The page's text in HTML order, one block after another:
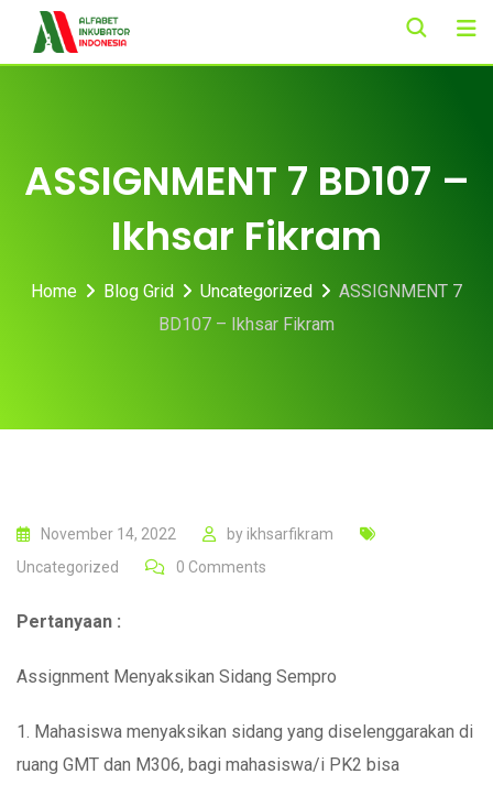
ASSIGNMENT 7 BD107 –
Ikhsar Fikram
Home Blog Grid Uncategorized
ASSIGNMENT 7
BD107 – Ikhsar Fikram
November 14, 2022 by ikhsarfikram
Uncategorized
0 Comments
Pertanyaan :
Assignment Menyaksikan Sidang Sempro
1. Mahasiswa menyaksikan sidang yang diselenggarakan di
ruang GMT dan M306, bagi mahasiswa/i PK2 bisa